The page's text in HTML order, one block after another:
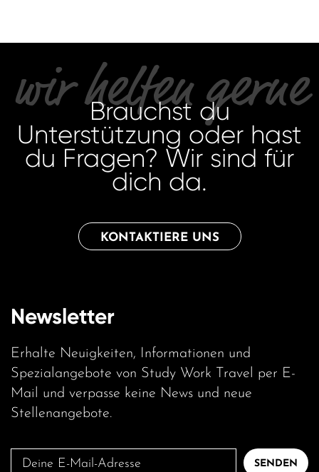
wir helfen gerne
Brauchst du
Unterstützung oder hast
du Fragen? Wir sind für
dich da.
KONTAKTIERE UNS
Newsletter
Erhalte Neuigkeiten, Informationen und
Spezialangebote von Study Work Travel per E-
Mail und verpasse keine News und neue
Stellenangebote.
Deine
SENDEN